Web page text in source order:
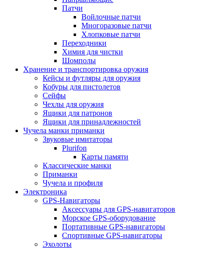
Патчи
Войлочные патчи
Многоразовые патчи
Хлопковые патчи
Переходники
Химия для чистки
Шомполы
Хранение и транспортировка оружия
Кейсы и футляры для оружия
Кобуры для пистолетов
Сейфы
Чехлы для оружия
Ящики для патронов
Ящики для принадлежностей
Чучела манки приманки
Звуковые имитаторы
Plurifon
Карты памяти
Классические манки
Приманки
Чучела и профиля
Электроника
GPS-Навигаторы
Аксессуары для GPS-навигаторов
Морское GPS-оборудование
Портативные GPS-навигаторы
Спортивные GPS-навигаторы
Эхолоты